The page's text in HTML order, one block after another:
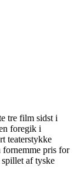
tre film sidst i
foregik i
teaterstykke
fornemme pris for
af tyske